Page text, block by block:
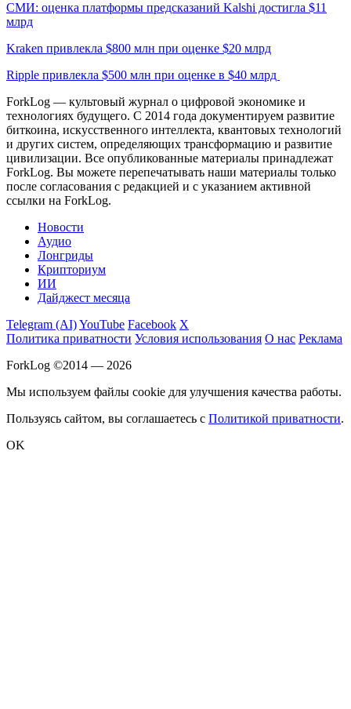
СМИ: оценка платформы предсказаний Kalshi достигла $11
млрд
Kraken привлекла $800 млн при оценке $20 млрд
Ripple привлекла $500 млн при оценке в $40 млрд
ForkLog — культовый журнал о цифровой экономике и
технологиях будущего. С 2014 года документируем развитие
биткоина, искусственного интеллекта, квантовых технологий
и других систем, определяющих трансформацию и развитие
цивилизации. Все опубликованные материалы принадлежат
ForkLog. Вы можете перепечатывать наши материалы только
после согласования с редакцией и с указанием активной
ссылки на ForkLog.
Новости
Аудио
Лонгриды
Крипториум
ИИ
Дайджест месяца
Telegram (AI)YouTube Facebook X
Политика приватности Условия использования О нас Реклама
ForkLog ©2014 — 2026
Мы используем файлы cookie для улучшения качества работы.
Пользуясь сайтом, вы соглашаетесь с Политикой приватности.
OK